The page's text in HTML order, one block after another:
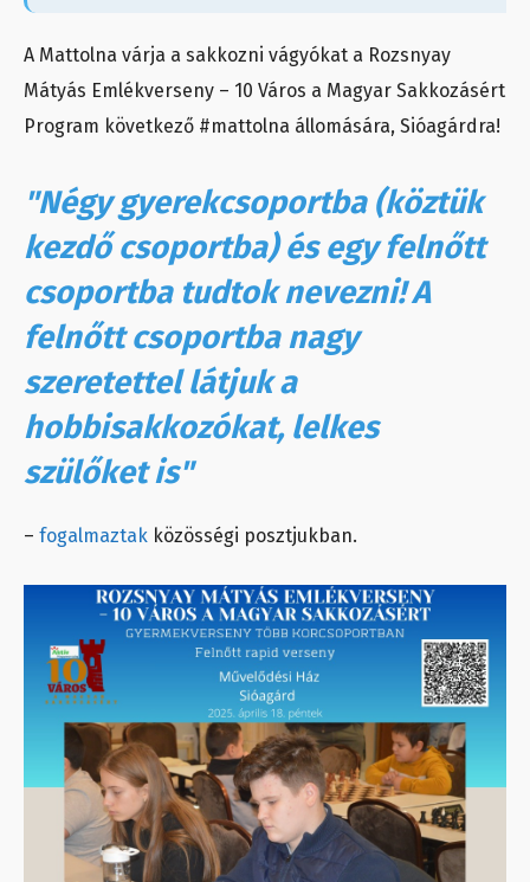
A Mattolna várja a sakkozni vágyókat a Rozsnyay
Mátyás Emlékverseny – 10 Város a Magyar Sakkozásért
Program következő #mattolna állomására, Sióagárdra!
"Négy gyerekcsoportba (köztük
kezdő csoportba) és egy felnőtt
csoportba tudtok nevezni! A
felnőtt csoportba nagy
szeretettel látjuk a
hobbisakkozókat, lelkes
szülőket is"
– fogalmaztak közösségi posztjukban.